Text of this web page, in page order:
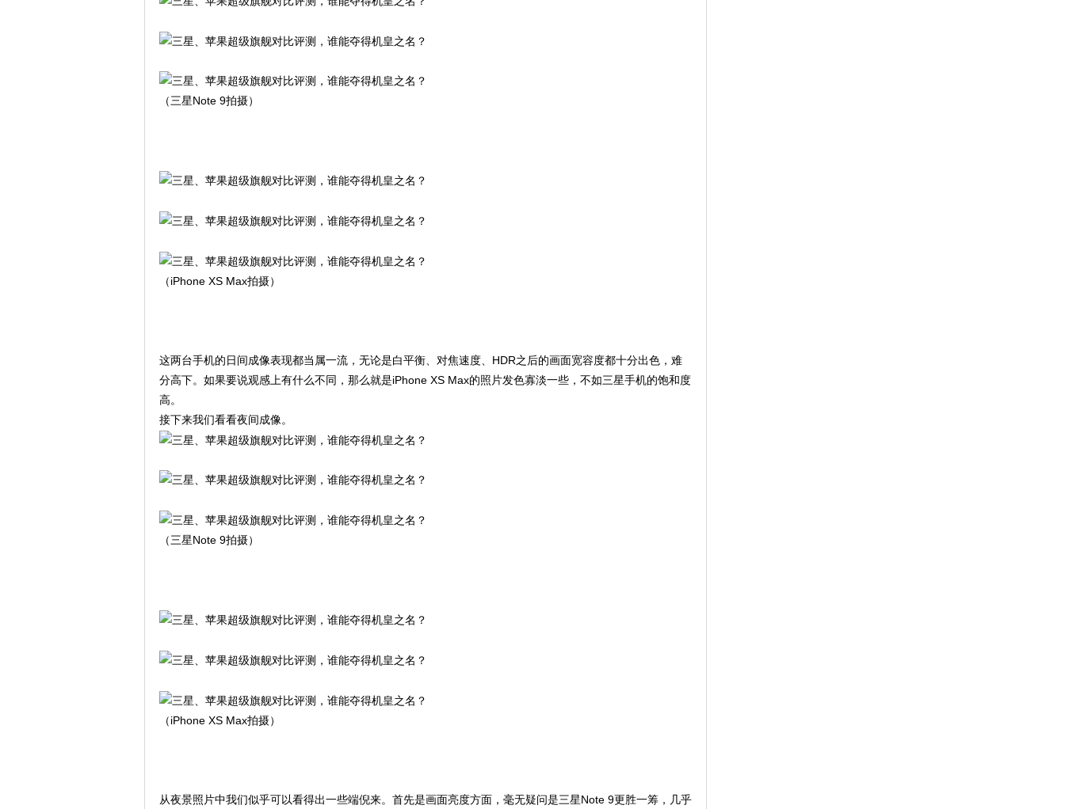
（三星Note 9拍摄）
（iPhone XS Max拍摄）
这两台手机的日间成像表现都当属一流，无论是白平衡、对焦速度、HDR之后的画面宽容度都十分出色，难
分高下。如果要说观感上有什么不同，那么就是iPhone XS Max的照片发色寡淡一些，不如三星手机的饱和度
高。
接下来我们看看夜间成像。
（三星Note 9拍摄）
（iPhone XS Max拍摄）
从夜景照片中我们似乎可以看得出一些端倪来。首先是画面亮度方面，毫无疑问是三星Note 9更胜一筹，几乎